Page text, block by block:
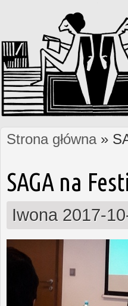
Jesteś tutaj
Strona główna»
SAGA na
Iwona 2017-